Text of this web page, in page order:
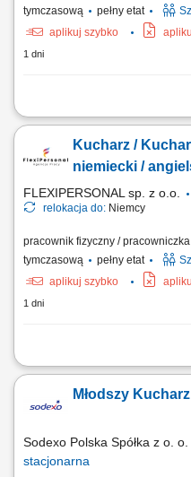
tymczasową pełny etat
aplikuj szybko
1 dni
Opis stanowiska:
zapasów i organizacja pracy;
higieny; Czego oczekujemy:
Kucharz /
niemiecki /
FLEXIPERSONAL sp. z o.o.
relokacja do: Niemcy
pracownik fizyczny /
tymczasową
pełny etat
aplikuj szybko
1 dni
Opis stanowiska Samodzielne
Monitorowanie standardów
doskonałego smaku potraw.
Młodszy
Sodexo Polska Spółka z o. o.
stacjonarna